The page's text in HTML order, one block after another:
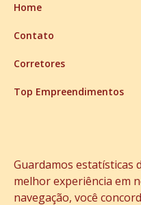
Guardamos estatísticas
melhor experiência em
navegação, você
Home
Contato
Corretores
Top Empreendimentos
Top 9 Financiamento